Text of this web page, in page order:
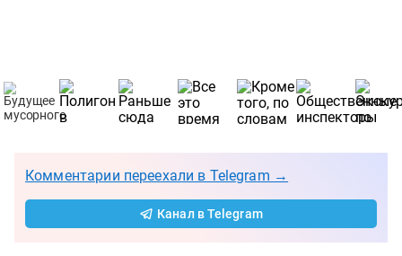
Комментарии переехали в Telegram →
Канал в Telegram